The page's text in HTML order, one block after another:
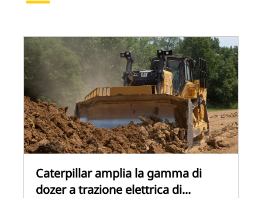
Caterpillar amplia la gamma di
dozer a trazione elettrica di...